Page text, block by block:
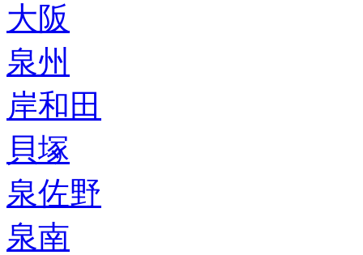
大阪
泉州
岸和田
貝塚
泉佐野
泉南